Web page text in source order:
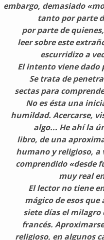
embargo, demasiado
tanto por parte
por parte de
leer sobre este
escurridizo a
El intento viene dado
Se trata de
sectas para
No es ésta una
humildad. Acercarse,
algo... He ahí la
libro, de una
humano y religioso, a
comprendido «desde
muy real
El lector no tiene
mágico de esos
siete días el milagro
francés.
religioso, en algunos